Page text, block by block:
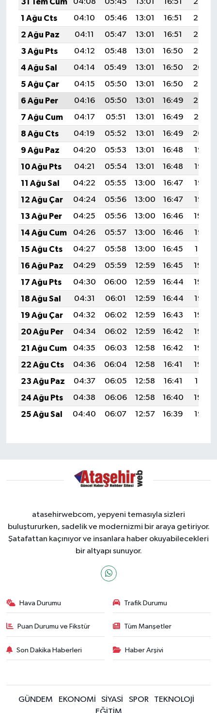
31 Tem Cum
04:08 05:45 13:01 16:51
20:08
1 Ağu Cts
04:10 05:46 13:01 16:51
20:07
2 Ağu Paz
04:11 05:47 13:01 16:51
20:06
3 Ağu Pts
04:12 05:48 13:01 16:50
20:05
4 Ağu Sal
04:14 05:49 13:01 16:50
20:04
5 Ağu Çar
04:15 05:50 13:01 16:50
20:03
6 Ağu Per
04:16 05:50 13:01 16:49
20:02
7 Ağu Cum
04:17 05:51 13:01 16:49
20:01
8 Ağu Cts
04:19 05:52 13:01 16:49
20:00
9 Ağu Paz
04:20 05:53 13:01 16:48
19:58
10 Ağu Pts
04:21 05:54 13:01 16:48
19:57
11 Ağu Sal
04:22 05:55 13:00 16:47
19:56
12 Ağu Çar
04:24 05:56 13:00 16:47
19:55
13 Ağu Per
04:25 05:56 13:00 16:46
19:54
14 Ağu Cum
04:26 05:57 13:00 16:46
19:52
15 Ağu Cts
04:27 05:58 13:00 16:45
19:51
16 Ağu Paz
04:29 05:59 12:59 16:45
19:50
17 Ağu Pts
04:30 06:00 12:59 16:44
19:49
18 Ağu Sal
04:31 06:01 12:59 16:44
19:47
19 Ağu Çar
04:32 06:02 12:59 16:43
19:46
20 Ağu Per
04:34 06:02 12:59 16:42
19:45
21 Ağu Cum
04:35 06:03 12:58 16:42
19:43
22 Ağu Cts
04:36 06:04 12:58 16:41
19:42
23 Ağu Paz
04:37 06:05 12:58 16:41
19:41
24 Ağu Pts
04:38 06:06 12:58 16:40
19:39
25 Ağu Sal
04:40 06:07 12:57 16:39 19:38
atasehirwebcom, yepyeni temasıyla sizleri
buluştururken, sadelik ve modernizmi bir araya getiriyor.
Şatafattan kaçınıyor ve insanlara haber okuyabilecekleri
bir altyapı sunuyor.
Hava Durumu Trafik Durumu
Puan Durumu ve Fikstür Tüm Manşetler
Son Dakika Haberleri Haber Arşivi
GÜNDEM EKONOMİ SİYASİ SPOR
TEKNOLOJİ